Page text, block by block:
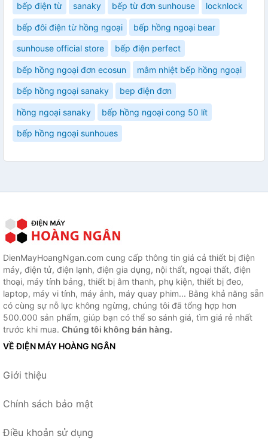
bếp điện từ sanaky bếp từ đơn sunhouse locknlock
bếp đôi điện từ hồng ngoại bếp hồng ngoại bear
sunhouse official store bếp điện perfect
bếp hồng ngoại đơn ecosun mâm nhiệt bếp hồng ngoại
bếp hồng ngoại sanaky bep điện đơn
hồng ngoại sanaky bếp hồng ngoại cong 50 lít
bếp hồng ngoại sunhoues
DienMayHoangNgan.com cung cấp thông tin giá cả thiết bị điện
máy, điện tử, điện lạnh, điện gia dụng, nội thất, ngoại thất, điện
thoại, máy tính bảng, thiết bị âm thanh, phụ kiện, thiết bị đeo,
laptop, máy vi tính, máy ảnh, máy quay phim... Bằng khả năng sẵn
có cùng sự nỗ lực không ngừng, chúng tôi đã tổng hợp hơn
500.000 sản phẩm, giúp bạn có thể so sánh giá, tìm giá rẻ nhất
trước khi mua. Chúng tôi không bán hàng.
VỀ ĐIỆN MÁY HOÀNG NGÂN
Giới thiệu
Chính sách bảo mật
Điều khoản sử dụng